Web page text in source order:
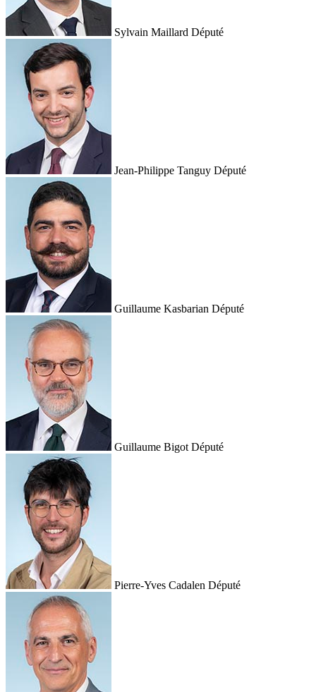
Sylvain Maillard Député
Jean-Philippe Tanguy Député
Guillaume Kasbarian Député
Guillaume Bigot Député
Pierre-Yves Cadalen Député